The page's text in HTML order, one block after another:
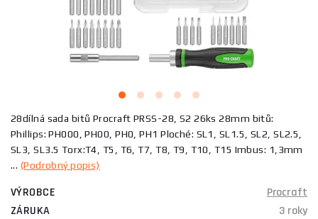
28dílná sada bitů Procraft PRSS-28, S2 26ks 28mm bitů:
Phillips: PH000, PH00, PH0, PH1 Ploché: SL1, SL1.5, SL2, SL2.5,
SL3, SL3.5 Torx:T4, T5, T6, T7, T8, T9, T10, T15 Imbus: 1,3mm
... (Podrobný popis)
VÝROBCE
Procraft
ZÁRUKA
3 roky